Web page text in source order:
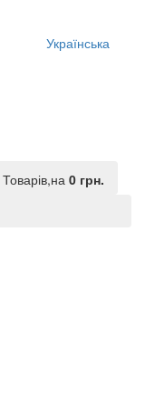
Українська
Товарів,на 0 грн.